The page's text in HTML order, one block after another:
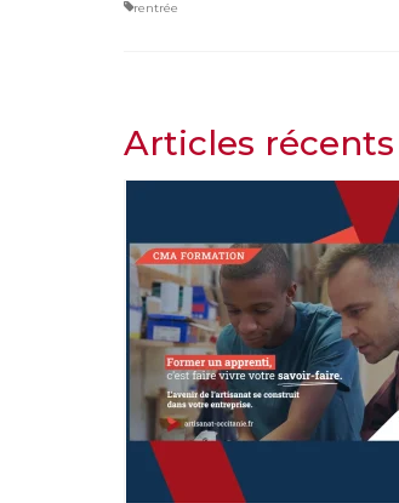
rentrée
Articles récents